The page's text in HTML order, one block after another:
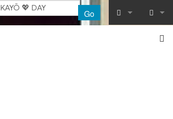
Go
What links
Log in